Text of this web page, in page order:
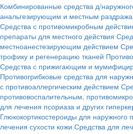
Комбинированные средства д/
анальгезирующим и местным
Средства с противомикробным
препараты для местного действия
местноанестезирующим действием
трофику и регенерацию тканей
Средства с прижигающим и
Противогрибковые средства для
с противоаллергическим действием
противовоспалительным,
для лечения псориаза и других
Глюкокортикостероиды для наружного
лечения сухости кожи Средства для